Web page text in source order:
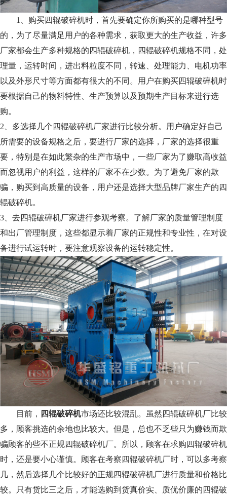
1、购买四辊破碎机时，首先要确定你所购买的是哪种型号
的，为了尽量满足用户的各种需求，获取更大的生产收益，许多
厂家都会生产多种规格的四辊破碎机，四辊破碎机规格不同，处
理量，运转时间，进出料粒度不同，转速、处理能力、电机功率
以及外形尺寸等方面都有很大的不同。用户在购买四辊破碎机时
要根据自己的物料特性、生产预算以及预期生产目标来进行选
购。
2、多选择几个四辊破碎机厂家进行比较分析。用户确定好自己
所需要的设备规格之后，要进行厂家的选择，厂家的选择很重
要，特别是在如此繁杂的生产市场中，一些厂家为了赚取高收益
而忽视用户的利益，这样的厂家不在少数。为了避免厂家的欺
骗，购买到高质量的设备，用户还是选择大型品牌厂家生产的四
辊破碎机。
3、去四辊破碎机厂家进行参观考察。了解厂家的质量管理制度
和出厂管理制度，这些都显示着厂家的正规性和专业性，在对设
备进行试运转时，要注意观察设备的运转稳定性。
目前， 四辊破碎机市场还比较混乱。虽然四辊破碎机厂比较
多，顾客挑选的余地也比较大。但是，总也不乏些只为赚钱而欺
骗顾客的些不正规四辊破碎机厂。所以，顾客在求购四辊破碎机
时，还是要小心谨慎。顾客在考察四辊破碎机厂时，可以多考察
几，然后选择几个比较好的正规四辊破碎机厂进行质量和价格比
较。只有货比三之后，才能选购到货真价实、质优价廉的四辊破